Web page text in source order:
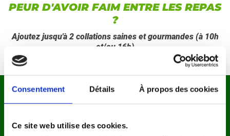
Consentement Détails À propos des cookies
Ce site web utilise des cookies.
PEUR D'AVOIR FAIM ENTRE LES REPAS
?
Ajoutez jusqu'à 2 collations saines et gourmandes (à 10h
et/ou 16h)
ELLES EN PARLENT
MIEUX QUE NOUS